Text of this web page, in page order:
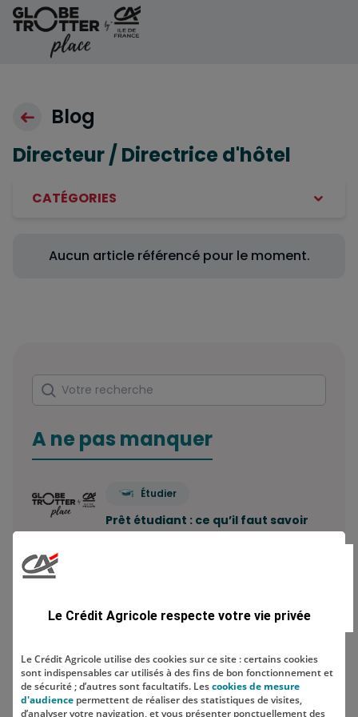
Aller au contenu
Blog
Directeur / Directrice d'hôtel
CATÉGORIES
Aucun article référencé pour le moment.
Rechercher
Votre recherche
A ne pas manquer
Étudier
Prêt étudiant : ce qu’il faut savoir
Comment construire sa stratégie
d'épargne ?
Le Crédit Agricole respecte votre vie privée
Le Crédit Agricole utilise des cookies sur ce site : certains cookies
sont indispensables car utilisés à des fins de bon fonctionnement et
de sécurité ; d’autres sont facultatifs. Lescookies de mesure
d'audience permettent de réaliser des statistiques de visites,
d’analyser votre navigation, et vous présenter ponctuellement des